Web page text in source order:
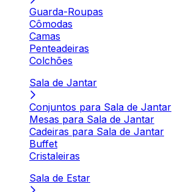
Guarda-Roupas
Cômodas
Camas
Penteadeiras
Colchões
Sala de Jantar
Conjuntos para Sala de Jantar
Mesas para Sala de Jantar
Cadeiras para Sala de Jantar
Buffet
Cristaleiras
Sala de Estar